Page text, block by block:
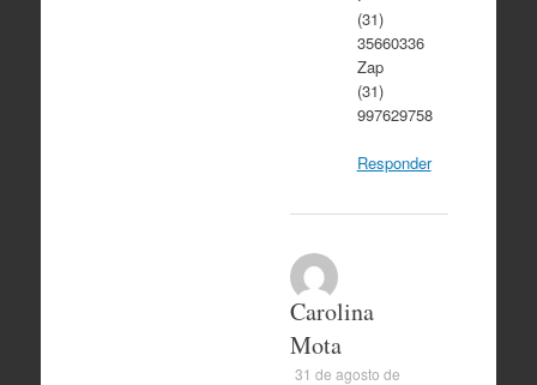
(31)
35660336
Zap
(31)
997629758
Responder
Carolina
Mota
31 de agosto de